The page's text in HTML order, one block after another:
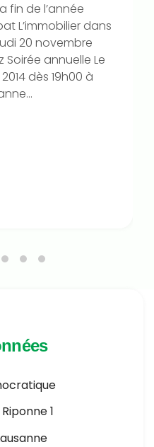
fin de l’année
L’immobilier dans
20 novembre
Soirée annuelle Le
dès 19h00 à
1